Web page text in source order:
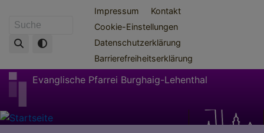
zum
Suche
Fußbereichsmenü
Impressum
Kontakt
Cookie-Einstellungen
Datenschutzerklärung
Barrierefreiheitserklärung
Evanglische Pfarrei Burghaig-Lehenthal